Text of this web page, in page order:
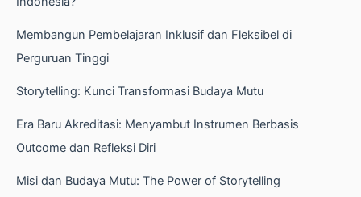
Membangun Pembelajaran Inklusif dan Fleksibel di
Perguruan Tinggi
Storytelling: Kunci Transformasi Budaya Mutu
Era Baru Akreditasi: Menyambut Instrumen Berbasis
Outcome dan Refleksi Diri
Misi dan Budaya Mutu: The Power of Storytelling